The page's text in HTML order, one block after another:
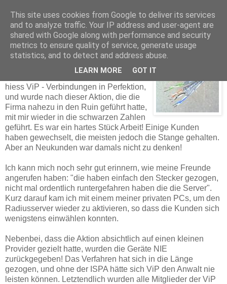
Thomas Dorn
hiess ViP - Verbindungen in Perfektion,
und wurde nach dieser Aktion, die die
Firma nahezu in den Ruin geführt hatte,
mit mir wieder in die schwarzen Zahlen
geführt. Es war ein hartes Stück Arbeit! Einige Kunden
haben gewechselt, die meisten jedoch die Stange gehalten.
Aber an Neukunden war damals nicht zu denken!
Ich kann mich noch sehr gut erinnern, wie meine Freunde
angerufen haben: "die haben einfach den Stecker gezogen,
nicht mal ordentlich runtergefahren haben die die Server".
Kurz darauf kam ich mit einem meiner privaten PCs, um den
Radiusserver wieder zu aktivieren, so dass die Kunden sich
wenigstens einwählen konnten.
Nebenbei, dass die Aktion absichtlich auf einen kleinen
Provider gezielt hatte, wurden die Geräte NIE
zurückgegeben! Das Verfahren hat sich in die Länge
gezogen, und ohne der ISPA hätte sich ViP den Anwalt nie
leisten können. Letztendlich wurden alle Mitglieder der ViP
This site uses cookies from Google to deliver its services
and to analyze traffic. Your IP address and user-agent are
shared with Google along with performance and security
metrics to ensure quality of service, generate usage
statistics, and to detect and address abuse.
LEARN MORE GOT IT